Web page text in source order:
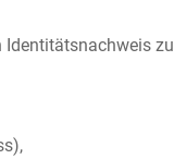
Identitätsnachweis zu